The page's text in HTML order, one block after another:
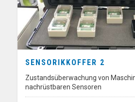
SENSORIKKOFFER 2
Zustandsüberwachung von
nachrüstbaren Sensoren